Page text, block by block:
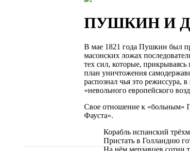
ПУШКИН И
В мае 1821 года Пушкин был
масонских ложах
тех сил, которые, прикрываясь
план уничтожения
распознал чья это режиссура,
«невольного европейского
Свое отношение к «больным»
Фауста».
Корабль испанский
Пристать в Голландию
На нём мерзавцев сотни